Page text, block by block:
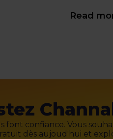
Read
font confiance. Vous
dès aujoud'hui et